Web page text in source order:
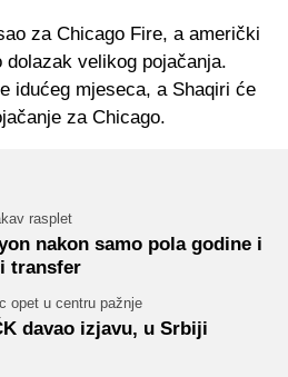
za Chicago Fire, a američki
velikog pojačanja.
idućeg mjeseca, a Shaqiri će
za Chicago.
rasplet
nakon samo pola godine i
transfer
opet u centru pažnje
davao izjavu, u Srbiji